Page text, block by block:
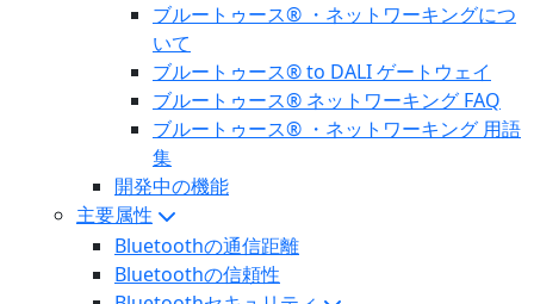
ブルートゥース® ・ネットワーキングにつ
いて
ブルートゥース® to DALI ゲートウェイ
ブルートゥース® ネットワーキング FAQ
ブルートゥース® ・ネットワーキング 用語
集
開発中の機能
主要属性
Bluetoothの通信距離
Bluetoothの信頼性